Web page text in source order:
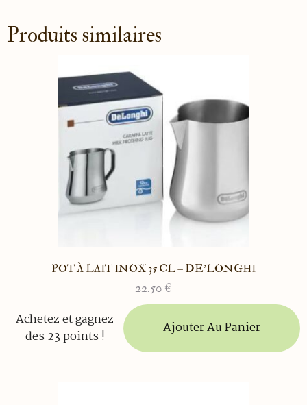
Produits similaires
POT À LAIT INOX 35 CL – DE’LONGHI
22.50 €
Achetez et gagnez
des 23 points !
Ajouter Au Panier